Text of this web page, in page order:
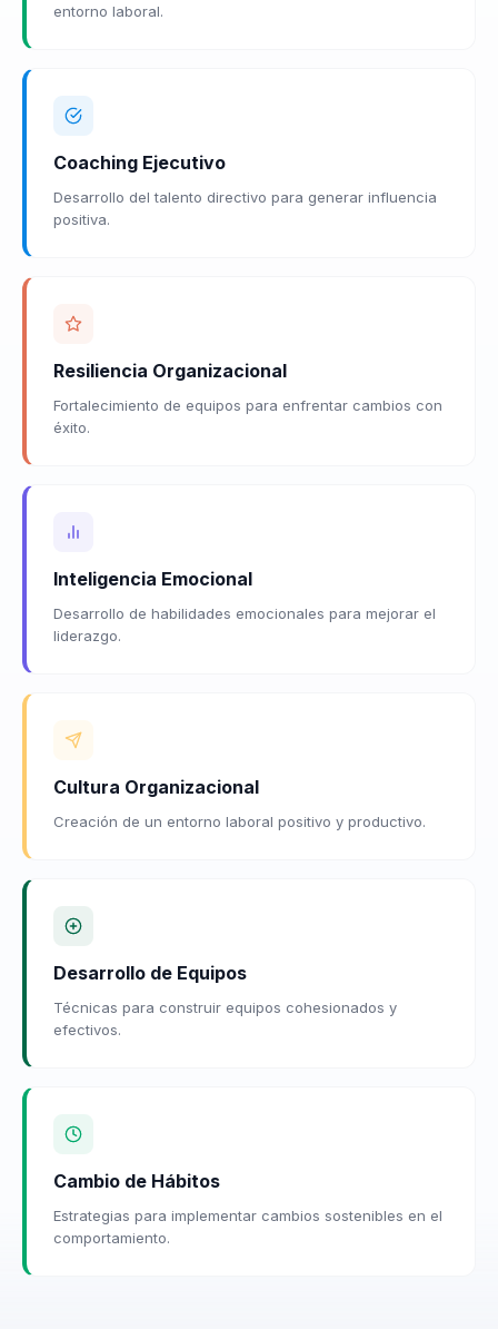
entorno laboral.
Coaching Ejecutivo
Desarrollo del talento directivo para generar influencia
positiva.
Resiliencia Organizacional
Fortalecimiento de equipos para enfrentar cambios con
éxito.
Inteligencia Emocional
Desarrollo de habilidades emocionales para mejorar el
liderazgo.
Cultura Organizacional
Creación de un entorno laboral positivo y productivo.
Desarrollo de Equipos
Técnicas para construir equipos cohesionados y
efectivos.
Cambio de Hábitos
Estrategias para implementar cambios sostenibles en el
comportamiento.